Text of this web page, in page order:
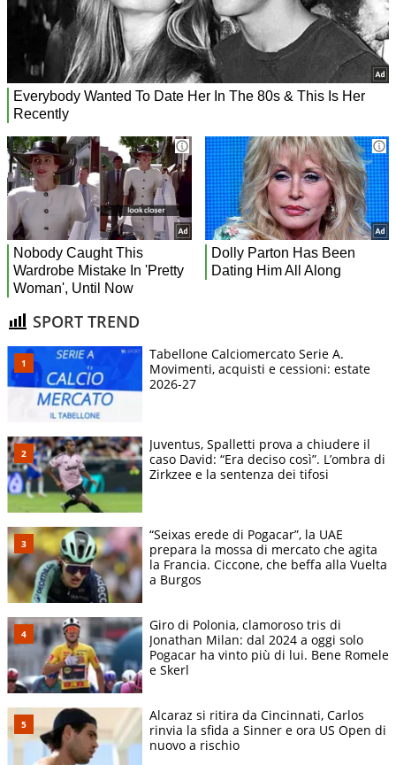
SPORT TREND
Tabellone Calciomercato Serie A.
Movimenti, acquisti e cessioni: estate
2026-27
Juventus, Spalletti prova a chiudere il
caso David: “Era deciso così”. L’ombra di
Zirkzee e la sentenza dei tifosi
“Seixas erede di Pogacar”, la UAE
prepara la mossa di mercato che agita
la Francia. Ciccone, che beffa alla Vuelta
a Burgos
Giro di Polonia, clamoroso tris di
Jonathan Milan: dal 2024 a oggi solo
Pogacar ha vinto più di lui. Bene Romele
e Skerl
Alcaraz si ritira da Cincinnati, Carlos
rinvia la sfida a Sinner e ora US Open di
nuovo a rischio